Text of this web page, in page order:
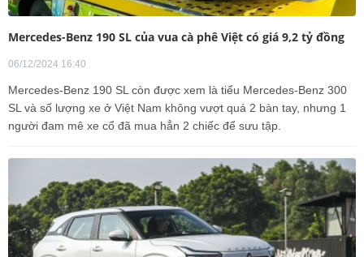
Mercedes-Benz 190 SL của vua cà phê Việt có giá 9,2 tỷ đồng
06/12/2024 16:40
Mercedes-Benz 190 SL còn được xem là tiểu Mercedes-Benz 300
SL và số lượng xe ở Việt Nam không vượt quá 2 bàn tay, nhưng 1
người đam mê xe cổ đã mua hẳn 2 chiếc để sưu tập.